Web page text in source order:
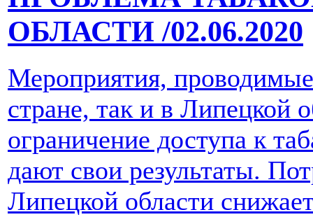
ОБЛАСТИ /02.06.2020
Мероприятия,
стране, так и в Липецкой
ограничение доступа к
дают свои результаты.
Липецкой области